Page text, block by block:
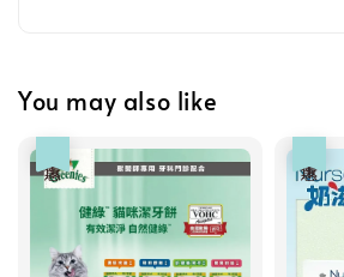
NT$ 119 TWD
You may also like